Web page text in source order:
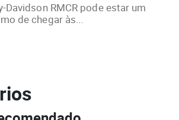
Davidson RMCR pode estar um
de chegar às...